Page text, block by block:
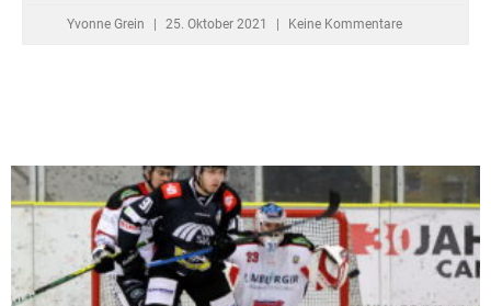
Yvonne Grein 25. Oktober 2021 Keine Kommentare